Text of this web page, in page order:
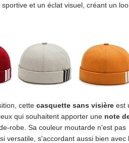
et un éclat visuel, créant un
cette casquette sans visièreest
qui souhaitent apporter une note
robe. Sa couleur moutarde n'est pas
versatile, s'accordant aussi bien avec